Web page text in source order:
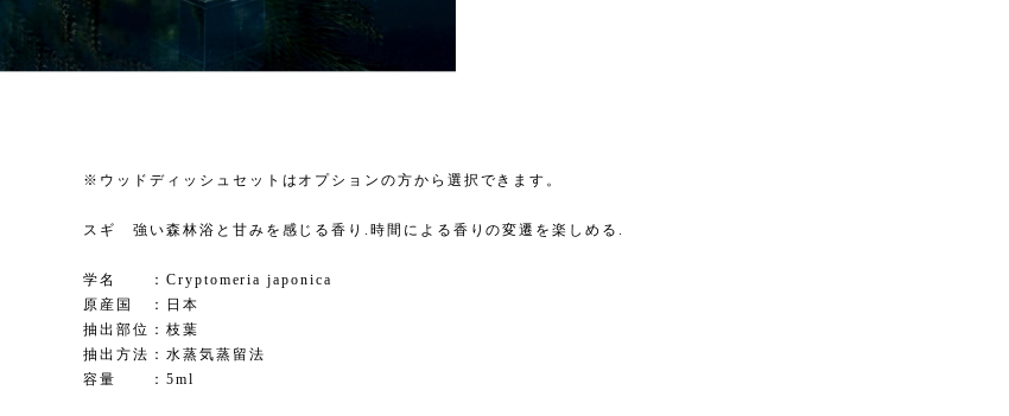
※ウッドディッシュセットはオプションの方から選択できます。
スギ 強い森林浴と甘みを感じる香り.時間による香りの変遷を楽しめる.
学名 ：Cryptomeria japonica
原産国 ：日本
抽出部位：枝葉
抽出方法：水蒸気蒸留法
容量 ：5ml